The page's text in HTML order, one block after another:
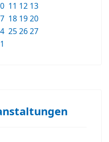
11 12 13
18 1920
252627